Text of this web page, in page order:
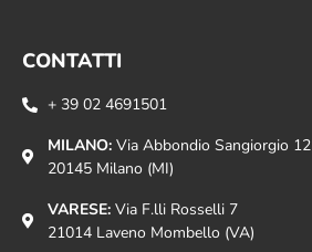
CONTATTI
+ 39 02 4691501
MILANO:Via Abbondio Sangiorgio 12
20145 Milano (MI)
VARESE:Via F.lli Rosselli 7
21014 Laveno Mombello (VA)